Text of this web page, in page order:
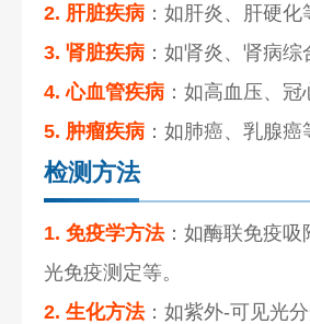
2. 肝脏疾病 ：如肝炎、肝硬化
3. 肾脏疾病 ：如肾炎、肾病综
4. 心血管疾病 ：如高血压、冠
5. 肿瘤疾病 ：如肺癌、乳腺癌
检测方法
1. 免疫学方法：如酶联免疫吸
光免疫测定等。
2. 生化方法：如紫外-可见光